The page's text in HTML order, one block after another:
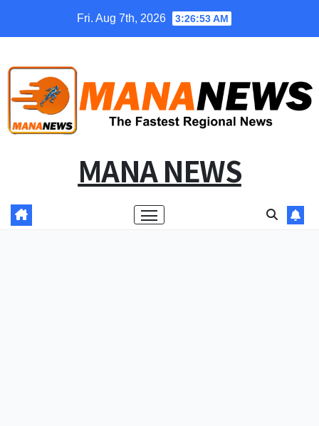
Fri. Aug 7th, 2026 3:26:54 AM
MANA NEWS